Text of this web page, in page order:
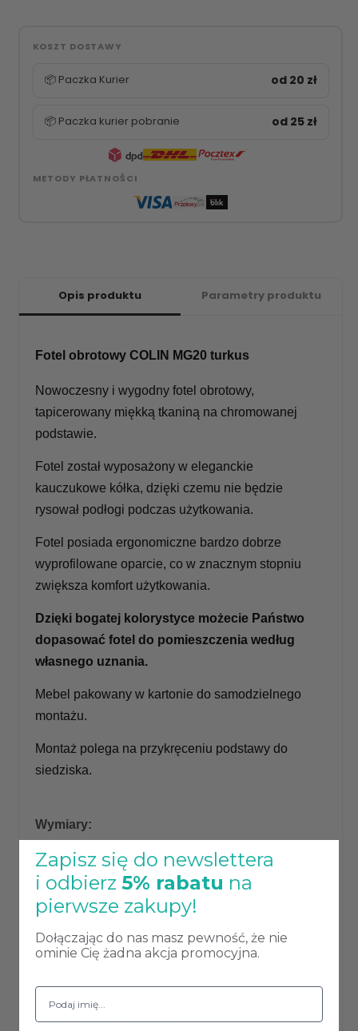
KOSZT DOSTAWY
📦 Paczka Kurier od 20 zł
📦 Paczka kurier pobranie od 25 zł
METODY PŁATNOŚCI
Opis produktu Parametry produktu
Fotel obrotowy COLIN MG20 turkus
Nowoczesny i wygodny fotel obrotowy,
tapicerowany miękką tkaniną na chromowanej
podstawie.
Fotel został wyposażony w eleganckie
kauczukowe kółka, dzięki czemu nie będzie
rysował podłogi podczas użytkowania.
Fotel posiada ergonomiczne bardzo dobrze
wyprofilowane oparcie, co w znacznym stopniu
zwiększa komfort użytkowania.
Dzięki bogatej kolorystyce możecie Państwo
dopasować fotel do pomieszczenia według
własnego uznania.
Mebel pakowany w kartonie do samodzielnego
montażu.
Montaż polega na przykręceniu podstawy do
siedziska.
Wymiary:
Wysokość całkowita maksymalna : 80 cm
Wysokość siedziska maksymalna: 47 cm
Głębokość siedziska: 44 cm
Szerokość siedziska: 46 cm
Szerokość całkowita: 56 cm
Zapisz się do newslettera
i odbierz 5% rabatu na
pierwsze zakupy!
Dołączając do nas masz pewność, że nie
ominie Cię żadna akcja promocyjna.